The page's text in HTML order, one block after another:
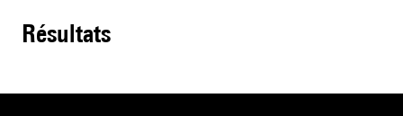
résultats